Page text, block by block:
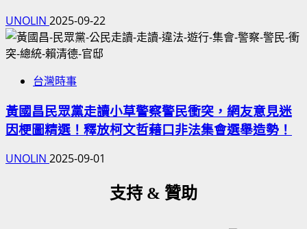
UNOLIN 2025-09-22
台灣時事
黃國昌民眾黨走讀小草警察警民衝突，網友意見迷
因梗圖精選！釋放柯文哲藉口非法集會選舉造勢！
UNOLIN 2025-09-01
支持 & 贊助